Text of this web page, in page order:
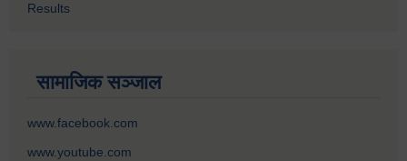
Results
सामाजिक सञ्जाल
www.facebook.com
www.youtube.com